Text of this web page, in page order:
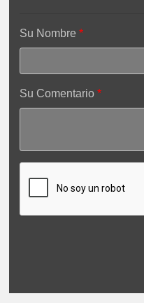
Su Nombre
Su Comentario